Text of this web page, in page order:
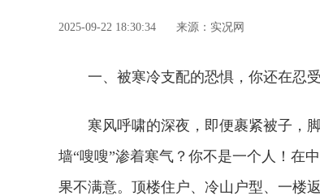
2025-09-22 18:30:34 来源：实况网
一、被寒冷支配的恐惧，你还在忍
寒风呼啸的深夜，即便裹紧被子，
墙“嗖嗖”渗着寒气？你不是一个人！在
果不满意。顶楼住户、冷山户型、一楼